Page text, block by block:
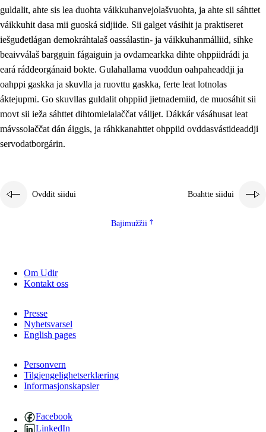
guldalit, ahte sis lea duohta váikkuhanvejolašvuohta, ja ahte sii sáhttet
váikkuhit dasa mii guoská sidjiide. Sii galget vásihit ja praktiseret
iešguđetlágan demokráhtalaš oassálastin- ja váikkuhanmálliid, sihke
beaivválaš bargguin fágaiguin ja ovdamearkka dihte ohppiidráđi ja
eará ráđđeorgánaid bokte. Gulahallama vuođđun oahpaheaddji ja
oahppi gaskka ja skuvlla ja ruovttu gaskka, ferte leat lotnolas
áktejupmi. Go skuvllas guldalit ohppiid jietnademiid, de muosáhit sii
movt sii ieža sáhttet dihtomielalaččat válljet. Dákkár vásáhusat leat
mávssolaččat dán áiggis, ja ráhkkanahttet ohppiid ovddasvástideaddji
servodatborgárin.
Ovddit siidui Boahtte siidui
Bajimužžii
Om Udir
Kontakt oss
Presse
Nyhetsvarsel
English pages
Personvern
Tilgjengelighetserklæring
Informasjonskapsler
Facebook
LinkedIn